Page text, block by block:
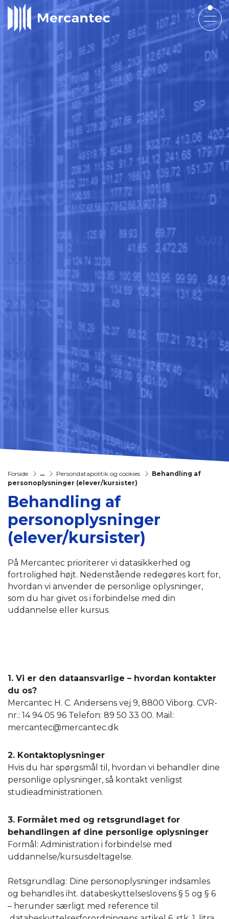
Forside ... Persondatapolitik og cookies
Behandling af
personoplysninger (elever/kursister)
Behandling af
personoplysninger
(elever/kursister)
På Mercantec prioriterer vi datasikkerhed og
fortrolighed højt. Nedenstående redegøres kort for,
hvordan vi anvender de personlige oplysninger,
som du har givet os i forbindelse med din
uddannelse eller kursus.
1. Vi er den dataansvarlige – hvordan kontakter
du os?
Mercantec H. C. Andersens vej 9, 8800 Viborg. CVR-
nr.: 14 94 05 96 Telefon: 89 50 33 00. Mail:
mercantec@mercantec.dk
2. Kontaktoplysninger
Hvis du har spørgsmål til, hvordan vi behandler dine
personlige oplysninger, så kontakt venligst
studieadministrationen.
3. Formålet med og retsgrundlaget for
behandlingen af dine personlige oplysninger
Formål: Administration i forbindelse med
uddannelse/kursusdeltagelse.
Retsgrundlag: Dine personoplysninger indsamles
og behandles iht. databeskyttelseslovens § 5 og § 6
– herunder særligt med reference til